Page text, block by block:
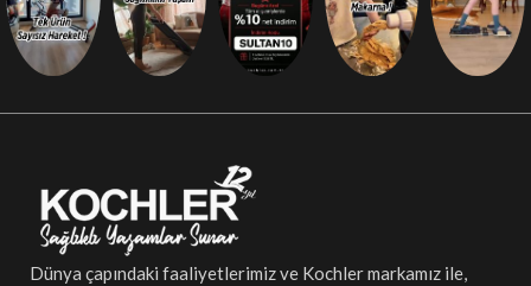
Dünya çapındaki faaliyetlerimiz ve Kochler markamız ile,